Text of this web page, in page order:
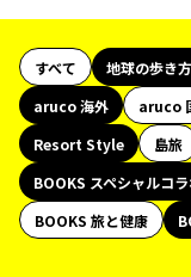
すべて 地球の歩き
aruco 海外
aruco
Resort Style
島旅
BOOKS スペシャルコ
BOOKS 旅と健康